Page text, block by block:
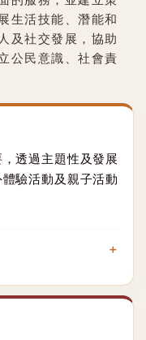
生活技能、潛能和
及社交發展，協助
公民意識、社會責
透過主題性及發展
驗活動及親子活動